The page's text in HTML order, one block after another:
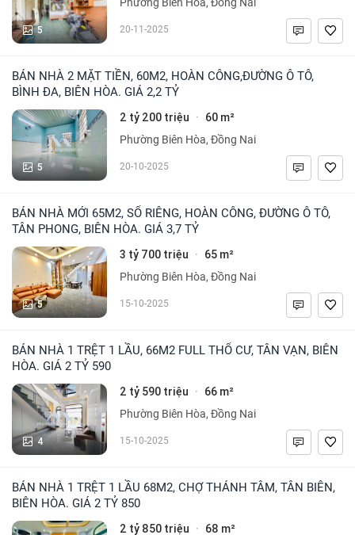
5 20-11-2025
BÁN NHÀ 2 MẶT TIỀN, 60M2, HOÀN CÔNG,ĐƯỜNG Ô TÔ,
BÌNH ĐA, BIÊN HÒA. GIÁ 2,2 TỶ
5
2 tỷ 200 triệu · 60 m²
Phường Biên Hòa, Đồng Nai
20-10-2025
BÁN NHÀ MỚI 65M2, SỔ RIÊNG, HOÀN CÔNG, ĐƯỜNG Ô TÔ,
TÂN PHONG, BIÊN HÒA. GIÁ 3,7 TỶ
5
3 tỷ 700 triệu · 65 m²
Phường Biên Hòa, Đồng Nai
15-10-2025
BÁN NHÀ 1 TRỆT 1 LẦU, 66M2 FULL THỔ CƯ, TÂN VẠN, BIÊN
HÒA. GIÁ 2 TỶ 590
4
2 tỷ 590 triệu · 66 m²
Phường Biên Hòa, Đồng Nai
15-10-2025
BÁN NHÀ 1 TRỆT 1 LẦU 68M2, CHỢ THÁNH TÂM, TÂN BIÊN,
BIÊN HÒA. GIÁ 2 TỶ 850
2 tỷ 850 triệu
· 68 m²